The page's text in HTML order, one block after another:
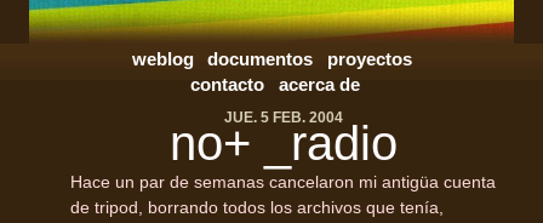
weblog documentos
proyectos
contacto
acerca de
JUE. 5 FEB. 2004
no+ _radio
Hace un par de semanas cancelaron mi antigüa cuenta
de tripod, borrando todos los archivos que tenía,